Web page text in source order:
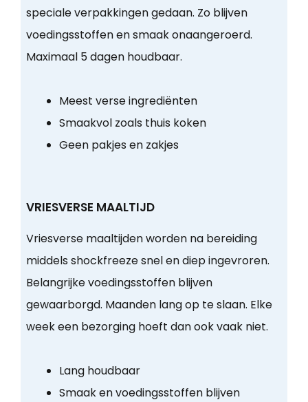
speciale verpakkingen gedaan. Zo blijven
voedingsstoffen en smaak onaangeroerd.
Maximaal 5 dagen houdbaar.
Meest verse ingrediënten
Smaakvol zoals thuis koken
Geen pakjes en zakjes
VRIESVERSE MAALTIJD
Vriesverse maaltijden worden na bereiding
middels shockfreeze snel en diep ingevroren.
Belangrijke voedingsstoffen blijven
gewaarborgd. Maanden lang op te slaan. Elke
week een bezorging hoeft dan ook vaak niet.
Lang houdbaar
Smaak en voedingsstoffen blijven